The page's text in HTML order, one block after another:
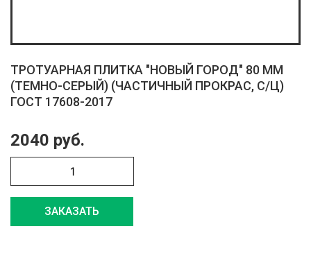
ТРОТУАРНАЯ ПЛИТКА "НОВЫЙ ГОРОД" 80 ММ
(ТЕМНО-СЕРЫЙ) (ЧАСТИЧНЫЙ ПРОКРАС, С/Ц)
ГОСТ 17608-2017
2040 руб.
ЗАКАЗАТЬ